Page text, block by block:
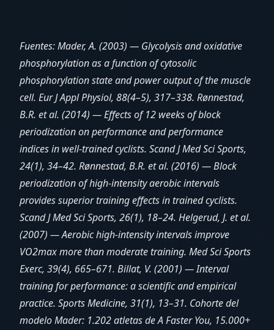
Fuentes: Mader, A. (2003) — Glycolysis and oxidative
phosphorylation as a function of cytosolic
phosphorylation state and power output of the muscle
cell. Eur J Appl Physiol, 88(4–5), 317–338. Rønnestad,
B.R. et al. (2014) — Effects of 12 weeks of block
periodization on performance and performance
indices in well-trained cyclists. Scand J Med Sci Sports,
24(1), 34–42. Rønnestad, B.R. et al. (2016) — Block
periodization of high-intensity aerobic intervals
provides superior training effects in trained cyclists.
Scand J Med Sci Sports, 26(1), 18–24. Helgerud, J. et al.
(2007) — Aerobic high-intensity intervals improve
VO2max more than moderate training. Med Sci Sports
Exerc, 39(4), 665–671. Billat, V. (2001) — Interval
training for performance: a scientific and empirical
practice. Sports Medicine, 31(1), 13–31. Cohorte del
modelo Mader: 1.202 atletas de A Faster You, 15.000+